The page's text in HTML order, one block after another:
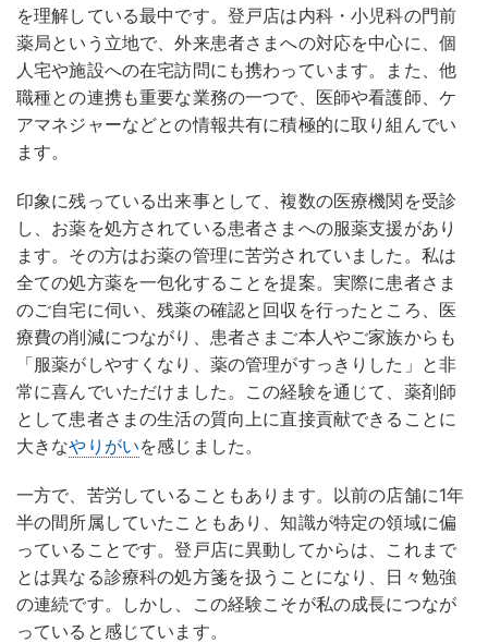
を理解している最中です。登戸店は内科・小児科の門前
薬局という立地で、外来患者さまへの対応を中心に、個
人宅や施設への在宅訪問にも携わっています。また、他
職種との連携も重要な業務の一つで、医師や看護師、ケ
アマネジャーなどとの情報共有に積極的に取り組んでい
ます。
印象に残っている出来事として、複数の医療機関を受診
し、お薬を処方されている患者さまへの服薬支援があり
ます。その方はお薬の管理に苦労されていました。私は
全ての処方薬を一包化することを提案。実際に患者さま
のご自宅に伺い、残薬の確認と回収を行ったところ、医
療費の削減につながり、患者さまご本人やご家族からも
「服薬がしやすくなり、薬の管理がすっきりした」と非
常に喜んでいただけました。この経験を通じて、薬剤師
として患者さまの生活の質向上に直接貢献できることに
大きなやりがいを感じました。
一方で、苦労していることもあります。以前の店舗に1年
半の間所属していたこともあり、知識が特定の領域に偏
っていることです。登戸店に異動してからは、これまで
とは異なる診療科の処方箋を扱うことになり、日々勉強
の連続です。しかし、この経験こそが私の成長につなが
っていると感じています。